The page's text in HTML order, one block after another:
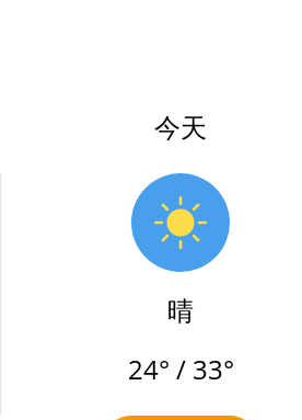
今天
晴
24° / 33°